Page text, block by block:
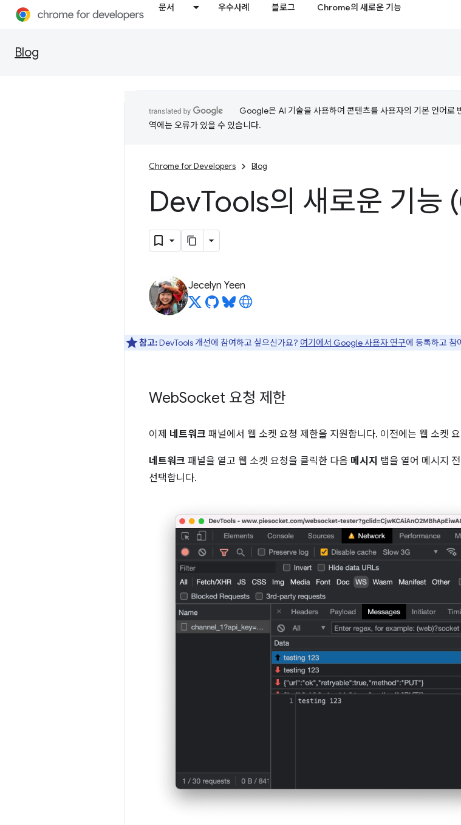
문서 우수사례 블로그 Chrome의 새로운 기능
Blog
Google은 AI 기술을 사용하여 콘텐츠를 사용자의 기본 언어로
역에는 오류가 있을 수 있습니다.
Chrome for Developers Blog
DevTools의 새로운 기능
Jecelyn Yeen
참고:DevTools 개선에 참여하고 싶으신가요? 여기에서 Google 사용자 연구에 등록하고 참
WebSocket 요청 제한
이제 네트워크 패널에서 웹 소켓 요청 제한을 지원합니다. 이전에는 웹 소켓
네트워크 패널을 열고 웹 소켓 요청을 클릭한 다음 메시지 탭을 열어 메시지
선택합니다.